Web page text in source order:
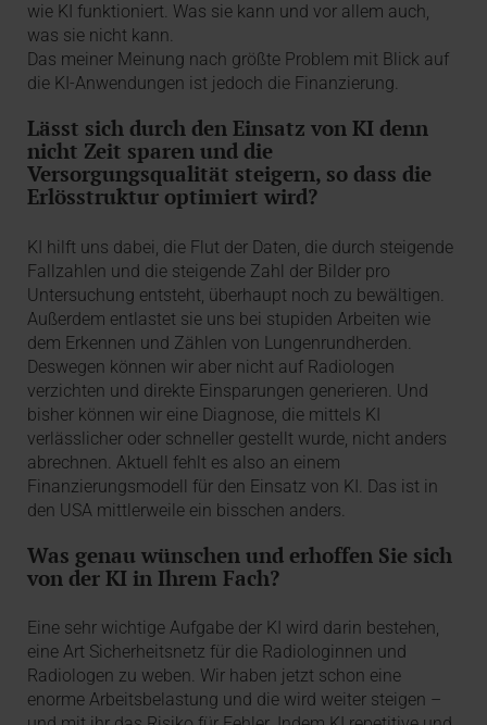
wie KI funktioniert. Was sie kann und vor allem auch,
was sie nicht kann.
Das meiner Meinung nach größte Problem mit Blick auf
die KI-Anwendungen ist jedoch die Finanzierung.
Lässt sich durch den Einsatz von KI denn
nicht Zeit sparen und die
Versorgungsqualität steigern, so dass die
Erlösstruktur optimiert wird?
KI hilft uns dabei, die Flut der Daten, die durch steigende
Fallzahlen und die steigende Zahl der Bilder pro
Untersuchung entsteht, überhaupt noch zu bewältigen.
Außerdem entlastet sie uns bei stupiden Arbeiten wie
dem Erkennen und Zählen von Lungenrundherden.
Deswegen können wir aber nicht auf Radiologen
verzichten und direkte Einsparungen generieren. Und
bisher können wir eine Diagnose, die mittels KI
verlässlicher oder schneller gestellt wurde, nicht anders
abrechnen. Aktuell fehlt es also an einem
Finanzierungsmodell für den Einsatz von KI. Das ist in
den USA mittlerweile ein bisschen anders.
Was genau wünschen und erhoffen Sie sich
von der KI in Ihrem Fach?
Eine sehr wichtige Aufgabe der KI wird darin bestehen,
eine Art Sicherheitsnetz für die Radiologinnen und
Radiologen zu weben. Wir haben jetzt schon eine
enorme Arbeitsbelastung und die wird weiter steigen –